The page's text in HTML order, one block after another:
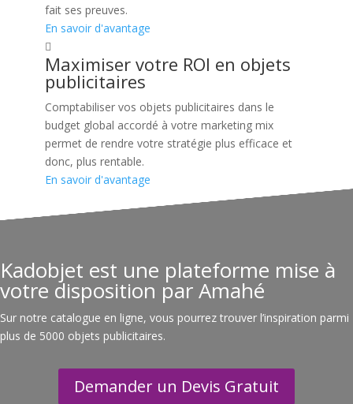
fait ses preuves.
En savoir d'avantage
Maximiser votre ROI en objets
publicitaires
Comptabiliser vos objets publicitaires dans le
budget global accordé à votre marketing mix
permet de rendre votre stratégie plus efficace et
donc, plus rentable.
En savoir d'avantage
Kadobjet est une plateforme mise à
votre disposition par Amahé
Sur notre catalogue en ligne, vous pourrez trouver l’inspiration parmi
plus de 5000 objets publicitaires.
Demander un Devis Gratuit